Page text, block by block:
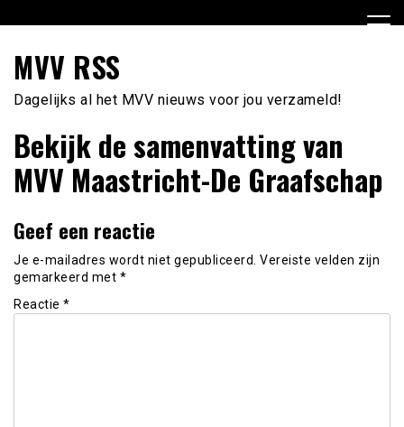
naar
inhoud
MVV RSS
Dagelijks al het MVV nieuws voor jou verzameld!
Bekijk de samenvatting van
MVV Maastricht-De Graafschap
Geef een reactie
Je e-mailadres wordt niet gepubliceerd. Vereiste velden zijn
gemarkeerd met *
Reactie *